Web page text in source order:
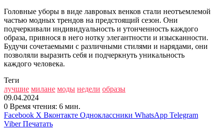
Головные уборы в виде лавровых венков стали неотъемлемой
частью модных трендов на предстоящий сезон. Они
подчеркивали индивидуальность и утонченность каждого
образа, привнося в него нотку элегантности и изысканности.
Будучи сочетаемыми с различными стилями и нарядами, они
позволяли выразить себя и подчеркнуть уникальность
каждого человека.
Теги
лучшие милане моды недели образы
09.04.2024
0 Время чтения: 6 мин.
Facebook X Вконтакте Одноклассники WhatsApp Telegram
Viber Печатать